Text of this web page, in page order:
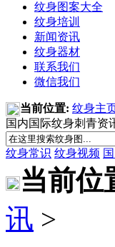
纹身图案大全
纹身培训
新闻资讯
纹身器材
联系我们
微信我们
当前位置: 纹身主
国内国际纹身刺青资
纹身常识 纹身视频
当前位
讯 >